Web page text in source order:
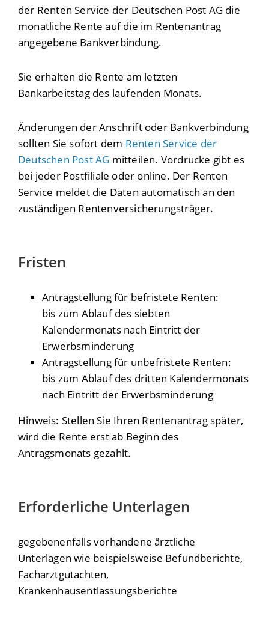
der Renten Service der Deutschen Post AG die
monatliche Rente auf die im Rentenantrag
angegebene Bankverbindung.
Sie erhalten die Rente am letzten
Bankarbeitstag des laufenden Monats.
Änderungen der Anschrift oder Bankverbindung
sollten Sie sofort dem Renten Service der
Deutschen Post AG mitteilen. Vordrucke gibt es
bei jeder Postfiliale oder online. Der Renten
Service meldet die Daten automatisch an den
zuständigen Rentenversicherungsträger.
Fristen
Antragstellung für befristete Renten:
bis zum Ablauf des siebten
Kalendermonats nach Eintritt der
Erwerbsminderung
Antragstellung für unbefristete Renten:
bis zum Ablauf des dritten Kalendermonats
nach Eintritt der Erwerbsminderung
Hinweis: Stellen Sie Ihren Rentenantrag später,
wird die Rente erst ab Beginn des
Antragsmonats gezahlt.
Erforderliche Unterlagen
gegebenenfalls vorhandene ärztliche
Unterlagen wie beispielsweise Befundberichte,
Facharztgutachten,
Krankenhausentlassungsberichte